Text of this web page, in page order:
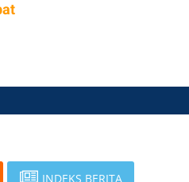
INDEKS BERITA